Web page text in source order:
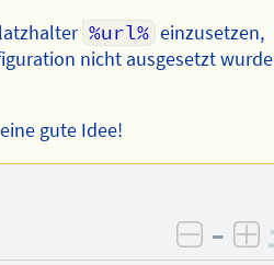
%url% einzusetzen,
nicht ausgesetzt wurde
gute Idee!
–